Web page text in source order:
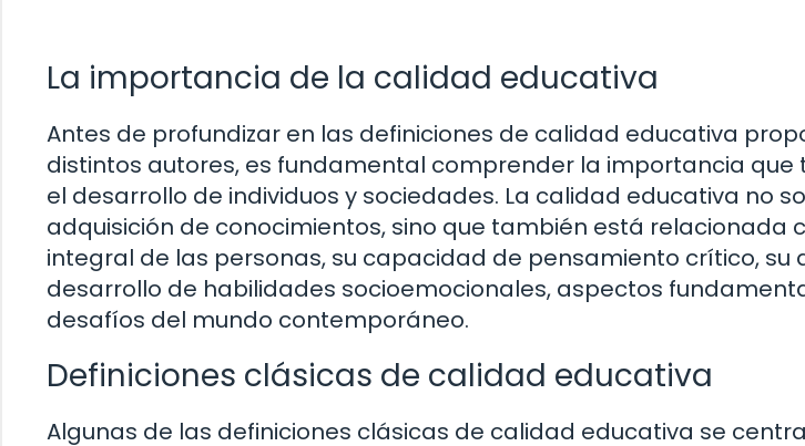
La importancia de la calidad educativa
Antes de profundizar en las definiciones de calidad educativa
distintos autores, es fundamental comprender la importancia que
el desarrollo de individuos y sociedades. La calidad educativa no
adquisición de conocimientos, sino que también está relacionada
integral de las personas, su capacidad de pensamiento crítico, su
desarrollo de habilidades socioemocionales, aspectos
desafíos del mundo contemporáneo.
Definiciones clásicas de calidad educativa
Algunas de las definiciones clásicas de calidad educativa se